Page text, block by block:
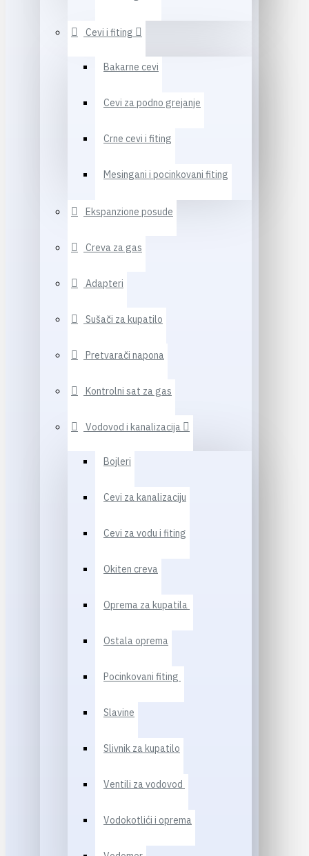
Cevi i fiting
Bakarne cevi
Cevi za podno grejanje
Crne cevi i fiting
Mesingani i pocinkovani fiting
Ekspanzione posude
Creva za gas
Adapteri
Sušači za kupatilo
Pretvarači napona
Kontrolni sat za gas
Vodovod i kanalizacija
Bojleri
Cevi za kanalizaciju
Cevi za vodu i fiting
Okiten creva
Oprema za kupatila
Ostala oprema
Pocinkovani fiting
Slavine
Slivnik za kupatilo
Ventili za vodovod
Vodokotlići i oprema